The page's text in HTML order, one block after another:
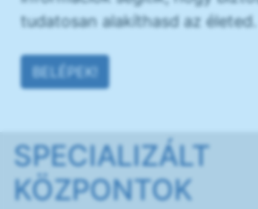
tudatosan alakíthasd az életed.
BELÉPEK!
SPECIALIZÁLT
KÖZPONTOK